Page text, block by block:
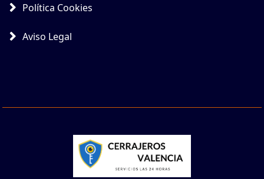
Política Cookies
Aviso Legal